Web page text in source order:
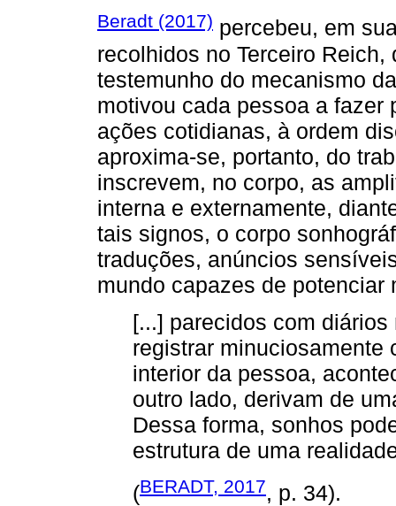
Beradt (2017) percebeu, em
recolhidos no Terceiro
testemunho do mecanismo
motivou cada pessoa a fazer
ações cotidianas, à ordem
aproxima-se, portanto, do
inscrevem, no corpo, as
interna e externamente,
tais signos, o corpo
traduções, anúncios
mundo capazes de
[...] parecidos com
registrar minuciosamente
interior da pessoa,
outro lado, derivam de
Dessa forma, sonhos
estrutura de uma
(BERADT, 2017, p. 34).